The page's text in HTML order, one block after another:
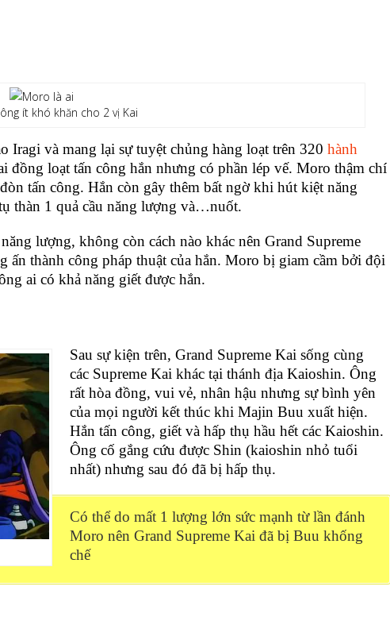
ít khó khăn cho 2 vị Kai
Iragi và mang lại sự tuyệt chủng hàng loạt trên 320 hành
đồng loạt tấn công hắn nhưng có phần lép vế. Moro thậm chí
tấn công. Hắn còn gây thêm bất ngờ khi hút kiệt năng
thàn 1 quả cầu năng lượng và…nuốt.
lượng, không còn cách nào khác nên Grand Supreme
ấn thành công pháp thuật của hắn. Moro bị giam cầm bởi đội
ai có khả năng giết được hắn.
Sau sự kiện trên, Grand Supreme Kai sống cùng
các Supreme Kai khác tại thánh địa Kaioshin. Ông
rất hòa đồng, vui vẻ, nhân hậu nhưng sự bình yên
của mọi người kết thúc khi Majin Buu xuất hiện.
Hắn tấn công, giết và hấp thụ hầu hết các Kaioshin.
Ông cố gắng cứu được Shin (kaioshin nhỏ tuổi
nhất) nhưng sau đó đã bị hấp thụ.
Có thể do mất 1 lượng lớn sức mạnh từ lần đánh
Moro nên Grand Supreme Kai đã bị Buu khống
chế